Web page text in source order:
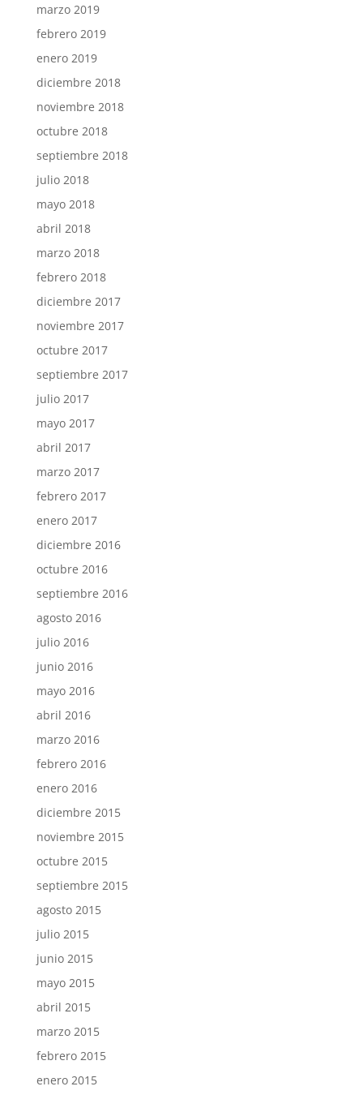
marzo 2019
febrero 2019
enero 2019
diciembre 2018
noviembre 2018
octubre 2018
septiembre 2018
julio 2018
mayo 2018
abril 2018
marzo 2018
febrero 2018
diciembre 2017
noviembre 2017
octubre 2017
septiembre 2017
julio 2017
mayo 2017
abril 2017
marzo 2017
febrero 2017
enero 2017
diciembre 2016
octubre 2016
septiembre 2016
agosto 2016
julio 2016
junio 2016
mayo 2016
abril 2016
marzo 2016
febrero 2016
enero 2016
diciembre 2015
noviembre 2015
octubre 2015
septiembre 2015
agosto 2015
julio 2015
junio 2015
mayo 2015
abril 2015
marzo 2015
febrero 2015
enero 2015